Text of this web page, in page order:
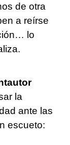
de otra
a reírse
lo
la
ante las
escueto: